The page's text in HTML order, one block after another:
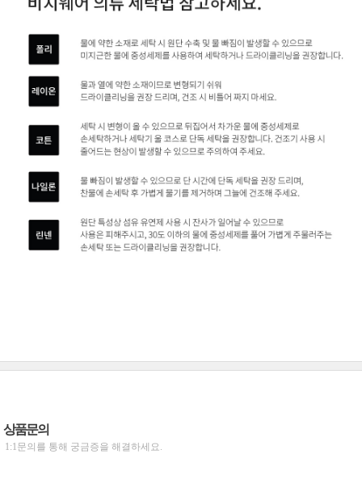
상품문의
1:1문의를 통해 궁금증을 해결하세요.